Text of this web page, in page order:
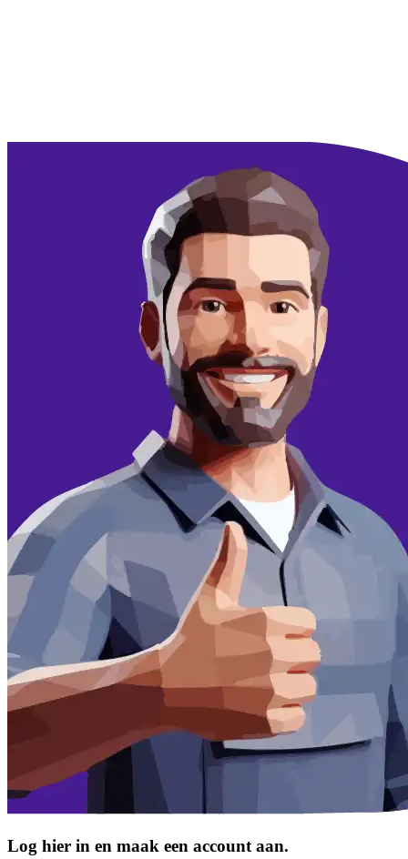
Log hier in en maak een account aan.